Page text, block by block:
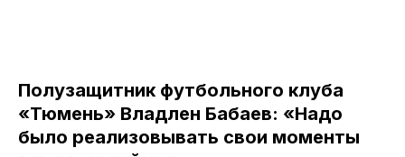
Полузащитник футбольного клуба
«Тюмень» Владлен Бабаев: «Надо
было реализовывать свои моменты